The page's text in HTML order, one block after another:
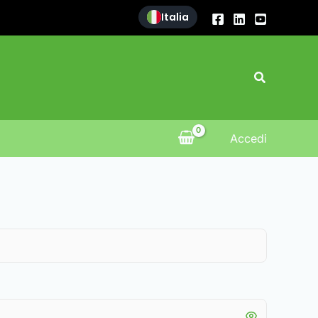
Italia
Cerca
Accedi